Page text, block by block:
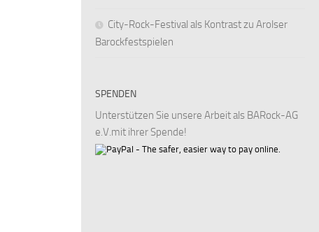
City-Rock-Festival als Kontrast zu Arolser
Barockfestspielen
SPENDEN
Unterstützen Sie unsere Arbeit als BARock-AG
e.V.mit ihrer Spende!